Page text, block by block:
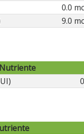
0.0
9.0
Nutriente